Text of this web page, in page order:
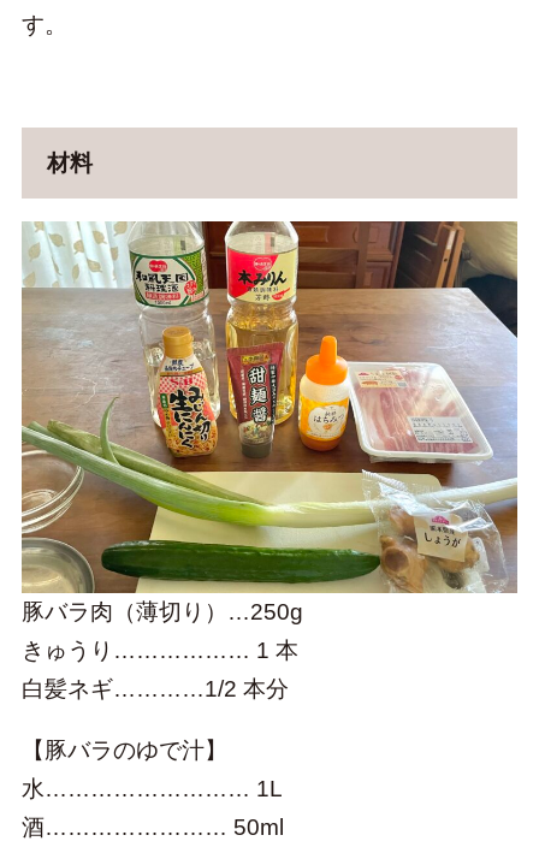
FacebookInstagram YouTube
す。
材料
豚バラ肉（薄切り）…250g
きゅうり……………… 1 本
白髪ネギ…………1/2 本分
【豚バラのゆで汁】
水……………………… 1L
酒…………………… 50ml